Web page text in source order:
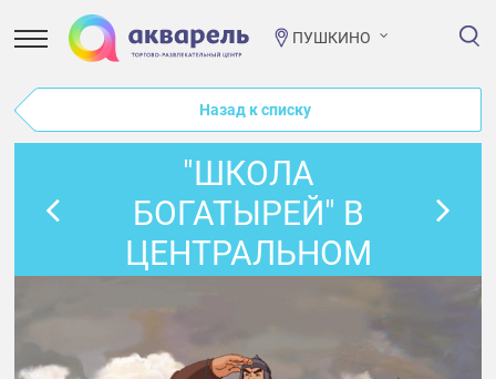
ПУШКИНО
Назад к списку
"ШКОЛА
БОГАТЫРЕЙ" В
ЦЕНТРАЛЬНОМ